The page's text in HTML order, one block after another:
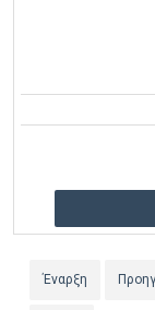
Έναρξη